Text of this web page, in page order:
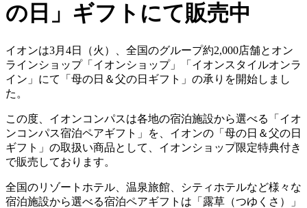
の日」ギフトにて販売中
イオンは3月4日（火）、全国のグループ約2,000店舗とオン
ラインショップ「イオンショップ」「イオンスタイルオンラ
イン」にて「母の日＆父の日ギフト」の承りを開始しまし
た。
この度、イオンコンパスは各地の宿泊施設から選べる「イオ
ンコンパス宿泊ペアギフト」を、イオンの「母の日＆父の日
ギフト」の取扱い商品として、イオンショップ限定特典付き
で販売しております。
全国のリゾートホテル、温泉旅館、シティホテルなど様々な
宿泊施設から選べる宿泊ペアギフトは「露草（つゆくさ）」